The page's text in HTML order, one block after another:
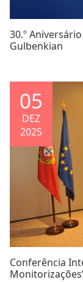
30.º
Gulbenkian
05
DEZ
2025
Conferência